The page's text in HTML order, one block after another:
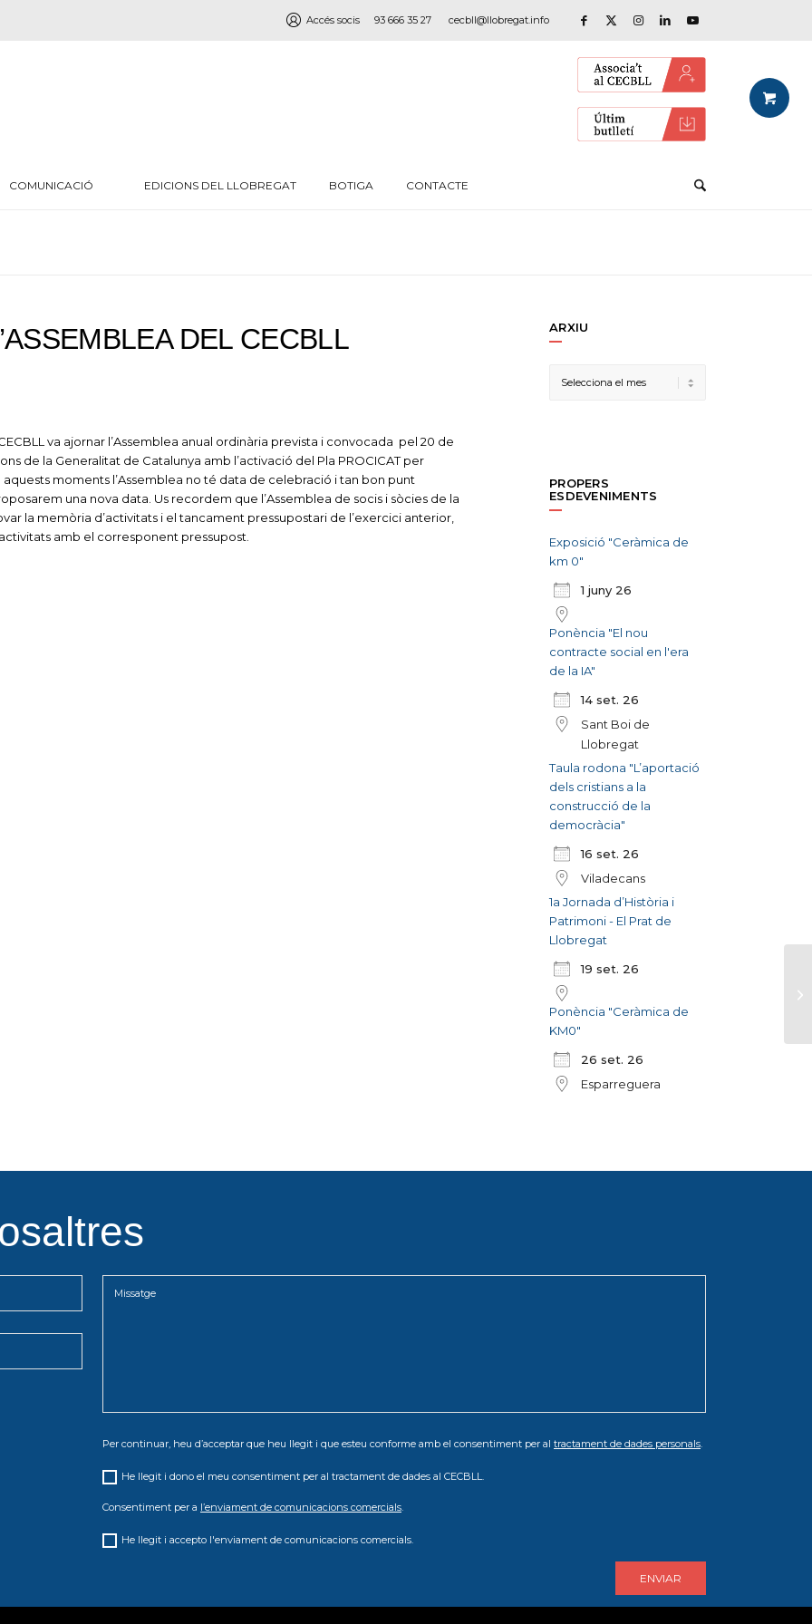
Accés socis 93 666 35 27 cecbll@llobregat.info
COMUNICACIÓ EDICIONS DEL LLOBREGAT BOTIGA CONTACTE
DEL CECBLL
va ajornar l’Assemblea anual ordinària prevista i convocada pel 20 de
de la Generalitat de Catalunya amb l’activació del Pla PROCICAT per
aquests moments l’Assemblea no té data de celebració i tan bon punt
una nova data. Us recordem que l’Assemblea de socis i sòcies de la
la memòria d’activitats i el tancament pressupostari de l’exercici anterior,
amb el corresponent pressupost.
ARXIU
PROPERS
ESDEVENIMENTS
Exposició "Ceràmica de
km 0"
1 juny 26
Ponència "El nou
contracte social en l'era
de la IA"
14 set. 26
Sant Boi de
Llobregat
Taula rodona "L’aportació
dels cristians a la
construcció de la
democràcia"
16 set. 26
Viladecans
1a Jornada d’Història i
Patrimoni - El Prat de
Llobregat
19 set. 26
Ponència "Ceràmica de
KM0"
26 set. 26
Esparreguera
Per continuar, heu d’acceptar que heu llegit i que esteu conforme amb el consentiment per al tractament de dades personals.
He llegit i dono el meu consentiment per al tractament de dades al CECBLL.
Consentiment per a l’enviament de comunicacions comercials.
He llegit i accepto l'enviament de comunicacions comercials.